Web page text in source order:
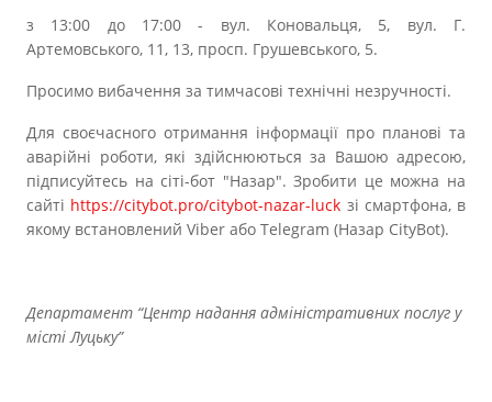
з 13:00 до 17:00 - вул. Коновальця, 5, вул. Г.
Артемовського, 11, 13, просп. Грушевського, 5.
Просимо вибачення за тимчасові технічні незручності.
Для своєчасного отримання інформації про планові та
аварійні роботи, які здійснюються за Вашою адресою,
підписуйтесь на сіті-бот "Назар". Зробити це можна на
сайті https://citybot.pro/citybot-nazar-luck зі смартфона, в
якому встановлений Viber або Telegram (Назар CityBot).
Департамент “Центр надання адміністративних послуг у
місті Луцьку”